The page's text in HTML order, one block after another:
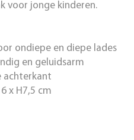
voor jonge kinderen.
ondiepe en diepe lades
en geluidsarm
achterkant
x H7,5 cm